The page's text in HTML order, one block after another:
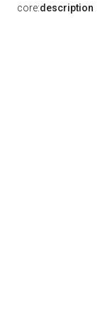
core:description